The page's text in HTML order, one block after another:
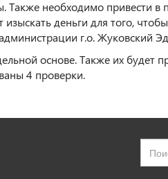
Также необходимо привести в
деньги для того,
г.о. Жуковский
основе. Также их будет
4 проверки.